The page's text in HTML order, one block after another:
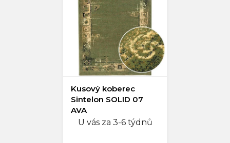
Kusový koberec
Sintelon SOLID 07
AVA
U vás za 3-6 týdnů